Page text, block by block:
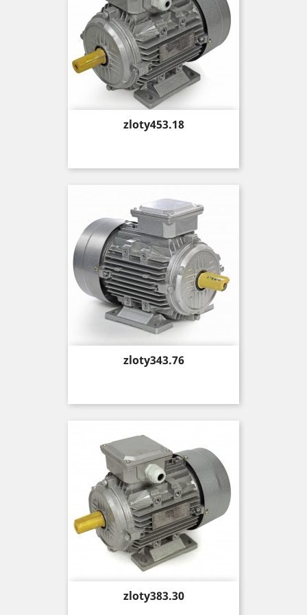
Price
zloty453.18
Price
zloty343.76
Price
zloty383.30